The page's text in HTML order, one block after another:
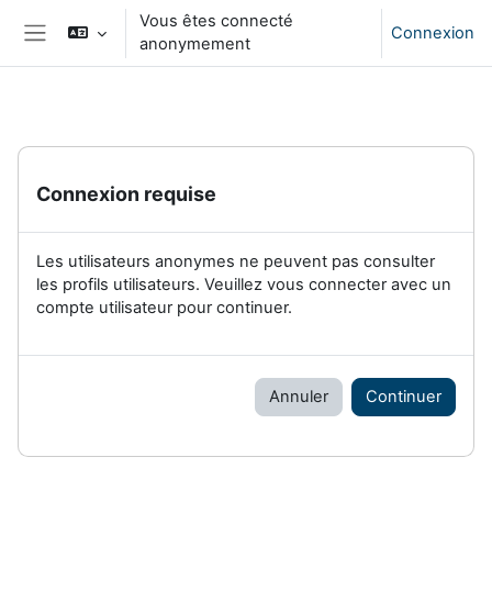
Passer au contenu principal
Panneau latéral
Vous êtes connecté
anonymement
Connexion
Connexion requise
Les utilisateurs anonymes ne peuvent pas consulter
les profils utilisateurs. Veuillez vous connecter avec un
compte utilisateur pour continuer.
Annuler Continuer